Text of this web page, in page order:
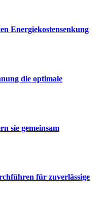
Energiekostensenkung
die optimale
sie gemeinsam
für zuverlässige